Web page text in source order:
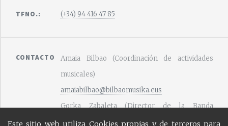
TFNO.: (+34) 94 416 47 85
CONTACTO
Amaia Bilbao (Coordinación de actividades
musicales)
amaiabilbao@bilbaomusika.eus
Gorka Zabaleta (Director de la Banda
Municipal de Txistularis)
Este sitio web utiliza Cookies propias y de terceros para